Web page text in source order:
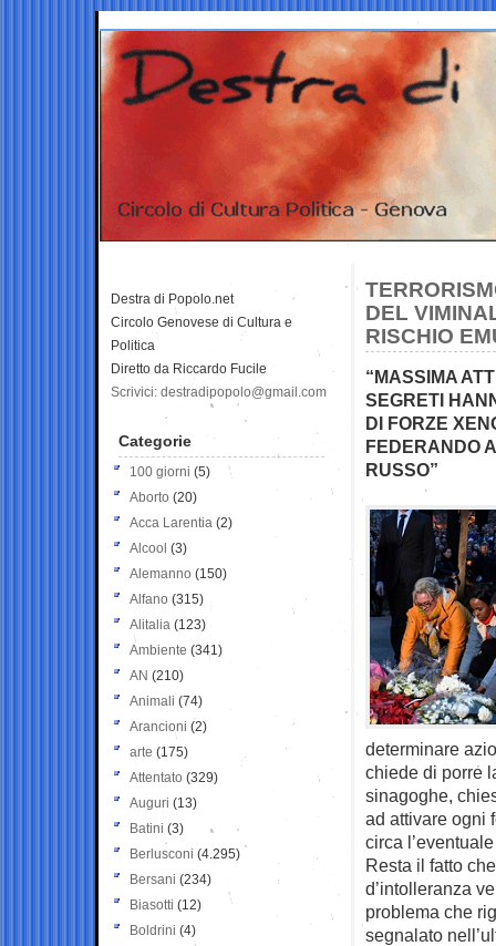
DEL
RISCHIO
“MASSIMA
SEGRETI
DI FORZE
FEDERANDO
RUSSO”
determinare
chiede di porre
sinagoghe,
ad attivare ogni
circa
Resta il fatto
d’intolleranza
problema che
segnalato
Destra di Popolo.net
Circolo Genovese di Cultura e
Politica
Diretto da Riccardo Fucile
Scrivici: destradipopolo@gmail.com
Categorie
100 giorni (5)
Aborto (20)
Acca Larentia (2)
Alcool (3)
Alemanno (150)
Alfano (315)
Alitalia (123)
Ambiente (341)
AN (210)
Animali (74)
Arancioni (2)
arte (175)
Attentato (329)
Auguri (13)
Batini (3)
Berlusconi (4.295)
Bersani (234)
Biasotti (12)
Boldrini (4)